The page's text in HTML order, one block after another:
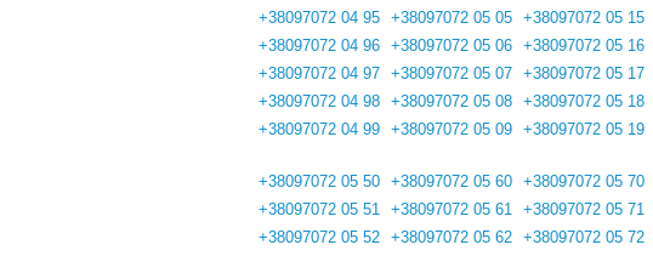
+38097072 04 95
+38097072 04 96
+38097072 04 97
+38097072 04 98
+38097072 04 99
+38097072 05 05
+38097072 05 06
+38097072 05 07
+38097072 05 08
+38097072 05 09
+38097072 05 15
+38097072 05 16
+38097072 05 17
+38097072 05 18
+38097072 05 19
+38097072 05 50
+38097072 05 51
+38097072 05 52
+38097072 05 60
+38097072 05 61
+38097072 05 62
+38097072 05 70
+38097072 05 71
+38097072 05 72